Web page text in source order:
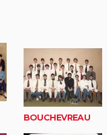
BOUCHEVREAU